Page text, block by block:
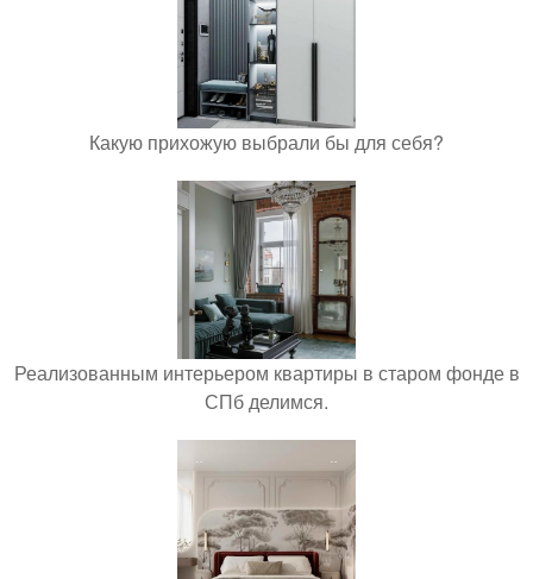
Какую прихожую выбрали бы для себя?
Реализованным интерьером квартиры в старом фонде в
СПб делимся.